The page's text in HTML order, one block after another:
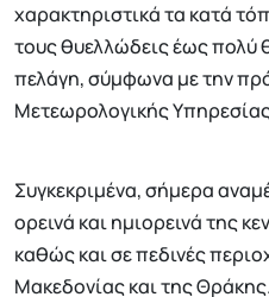
χαρακτηριστικά τα κατά
τους θυελλώδεις έως πολύ
πελάγη, σύμφωνα με την
Μετεωρολογικής
Συγκεκριμένα, σήμερα
ορεινά και ημιορεινά της
καθώς και σε πεδινές
Μακεδονίας και της